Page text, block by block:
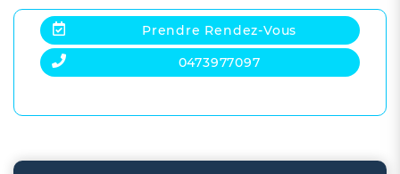
Prendre Rendez-Vous
0473977097